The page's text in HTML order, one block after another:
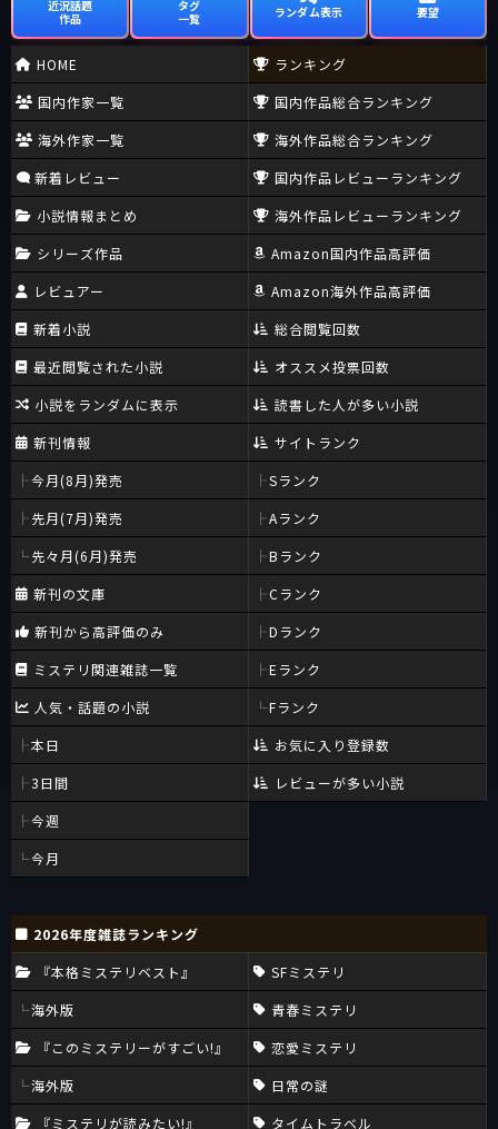
近況話題
作品
タグ
一覧
ランダム表示 要望
HOME
国内作家一覧
海外作家一覧
新着レビュー
小説情報まとめ
シリーズ作品
レビュアー
新着小説
最近閲覧された小説
小説をランダムに表示
新刊情報
今月(8月)発売
先月(7月)発売
先々月(6月)発売
新刊の文庫
新刊から高評価のみ
ミステリ関連雑誌一覧
人気・話題の小説
本日
3日間
今週
今月
ランキング
国内作品総合ランキング
海外作品総合ランキング
国内作品レビューランキング
海外作品レビューランキング
Amazon国内作品高評価
Amazon海外作品高評価
総合閲覧回数
オススメ投票回数
読書した人が多い小説
サイトランク
Sランク
Aランク
Bランク
Cランク
Dランク
Eランク
Fランク
お気に入り登録数
レビューが多い小説
2026年度雑誌ランキング
『本格ミステリベスト』
海外版
『このミステリーがすごい!』
海外版
『ミステリが読みたい!』
SFミステリ
青春ミステリ
恋愛ミステリ
日常の謎
タイムトラベル